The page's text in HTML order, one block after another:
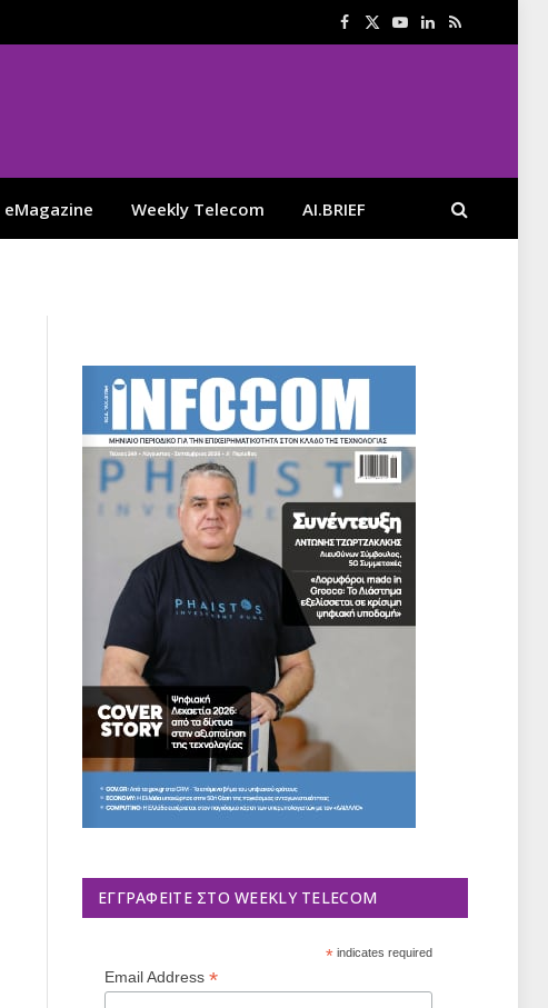
Facebook
X
YouTube
LinkedIn
RSS
eMagazine Weekly Telecom AI.BRIEF
ΕΓΓΡΑΦΕΊΤΕ ΣΤΟ WEEKLY TELECOM
*indicates required
Email Address *